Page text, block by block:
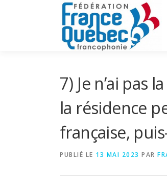
7) Je n’ai pas
la résidence
française,
PUBLIÉ LE 13 MAI 2023 PAR